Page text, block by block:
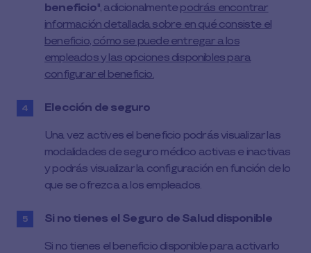
beneficio", adicionalmente podrás encontrar
información detallada sobre en qué consiste el
beneficio, cómo se puede entregar a los
empleados y las opciones disponibles para
configurar el beneficio.
Elección de seguro
Una vez actives el beneficio podrás visualizar las
modalidades de seguro médico activas e inactivas
y podrás visualizar la configuración en función de lo
que se ofrezca a los empleados.
Si no tienes el Seguro de Salud disponible
Si no tienes el beneficio disponible para activarlo